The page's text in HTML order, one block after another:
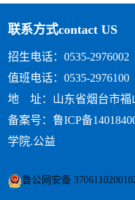
联系方式contact US
招生电话：0535-
值班电话：0535-
地 址：山东省烟台市福
备案号：鲁ICP备
学院.公益
鲁公网安备